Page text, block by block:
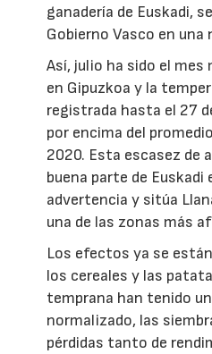
ganadería de Euskadi,
Gobierno Vasco en una
Así, julio ha sido el mes
en Gipuzkoa y la
registrada hasta el 27
por encima del
2020. Esta escasez de
buena parte de Euskadi
advertencia y sitúa
una de las zonas más
Los efectos ya se
los cereales y las
temprana han tenido
normalizado, las
pérdidas tanto de